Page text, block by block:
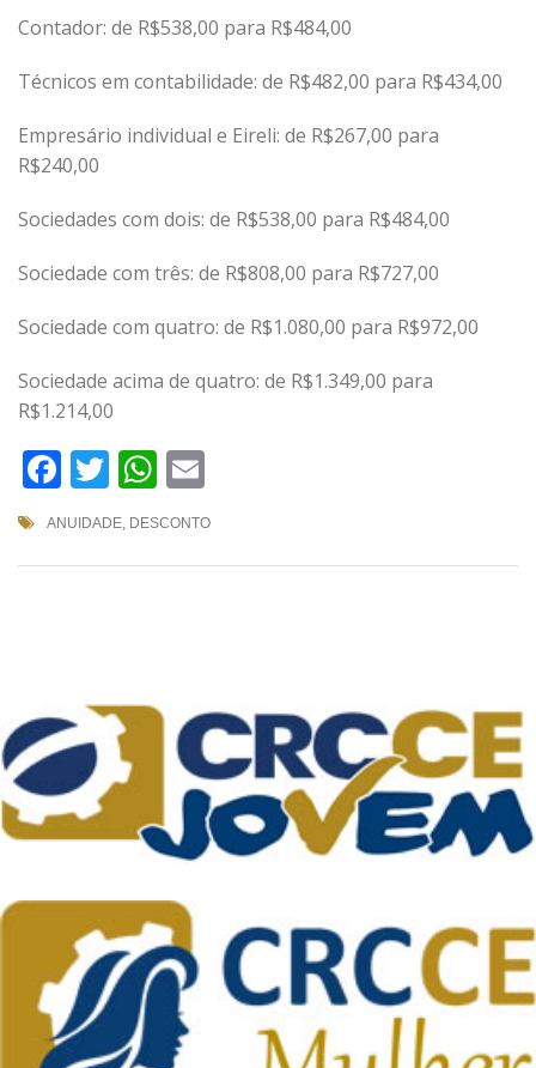
Contador: de R$538,00 para R$484,00
Técnicos em contabilidade: de R$482,00 para R$434,00
Empresário individual e Eireli: de R$267,00 para
R$240,00
Sociedades com dois: de R$538,00 para R$484,00
Sociedade com três: de R$808,00 para R$727,00
Sociedade com quatro: de R$1.080,00 para R$972,00
Sociedade acima de quatro: de R$1.349,00 para
R$1.214,00
Facebook
TwitterWhatsApp
ANUIDADE, DESCONTO